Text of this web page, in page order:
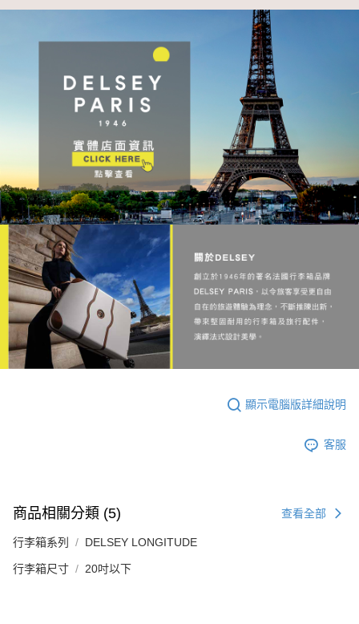
顯示電腦版詳細說明
客服
商品相關分類 (5) 查看全部
行李箱系列 DELSEY LONGITUDE
行李箱尺寸 20吋以下